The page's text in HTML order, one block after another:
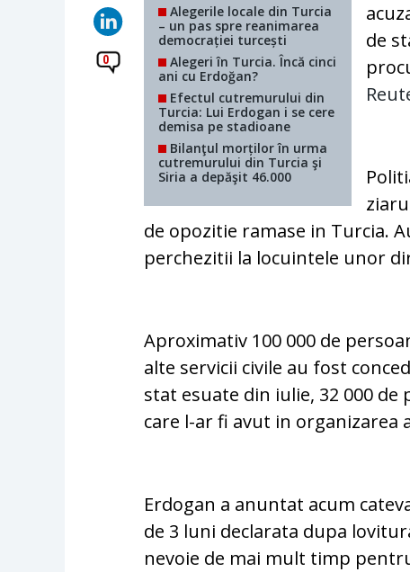
0
Alegerile locale din Turcia
– un pas spre reanimarea
democrației turcești
Alegeri în Turcia. Încă cinci
ani cu Erdoğan?
Efectul cutremurului din
Turcia: Lui Erdogan i se cere
demisa pe stadioane
Bilanţul morților în urma
cutremurului din Turcia şi
Siria a depăşit 46.000
de
de opozitie ramase in Turcia.
perchezitii la locuintele unor
Aproximativ 100 000 de
alte servicii civile au fost
stat esuate din iulie, 32 000
care l-ar fi avut in organizarea
Erdogan a anuntat acum
de 3 luni declarata dupa
nevoie de mai mult timp